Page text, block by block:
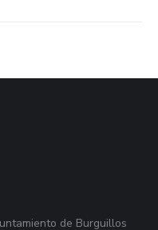
de Burguillos